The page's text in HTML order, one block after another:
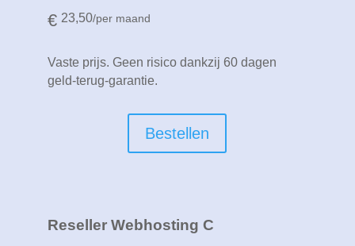
€ 23,50/per maand
Vaste prijs. Geen risico dankzij 60 dagen
geld-terug-garantie.
Bestellen
Reseller Webhosting C